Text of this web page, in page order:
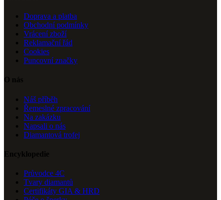
Doprava a platba
Obchodní podmínky
Vrácení zboží
Reklamační řád
Cookies
Puncovní značky
O nás
Náš příběh
Řemeslné zpracování
Na zakázku
Napsali o nás
Diamantová trofej
Encyklopedie
Průvodce 4C
Tvary diamantů
Certifikáty GIA & HRD